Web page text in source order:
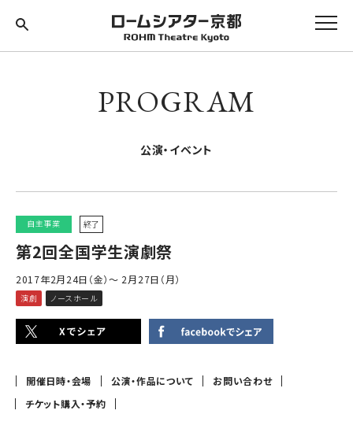
PROGRAM
公演・イベント
自主事業 終了
第2回全国学生演劇祭
2017年2月24日（金）～ 2月27日（月）
演劇 ノースホール
開催日時・会場 公演・作品について
お問い合わせ
チケット購入・予約